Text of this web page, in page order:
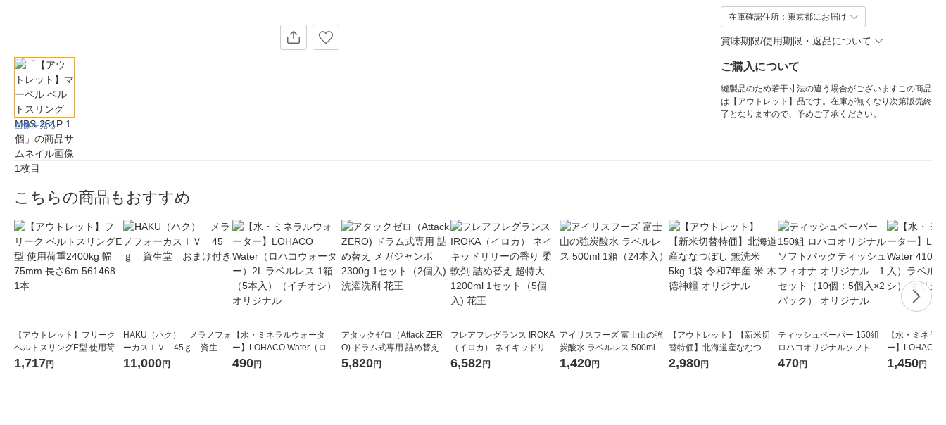
画像を見る
在庫確認住所：東京都にお届け
賞味期限/使用期限・返品について
ご購入について
縫製品のため若干寸法の違う場合がございますこの商品
は【アウトレット】品です。在庫が無くなり次第販売終
了となりますので、予めご了承ください。
こちらの商品もおすすめ
【アウトレット】フリーク
ベルトスリングE型 使用荷重
2400kg 幅75mm 長さ6m 56
1,717円
HAKU（ハク） メラノフォ
ーカスＩＶ 45ｇ 資生
堂 おまけ付き
11,000円
【水・ミネラルウォータ
ー】LOHACO Water（ロハ
コウォーター）2L ラベルレ
490円
アタックゼロ（Attack ZER
O) ドラム式専用 詰め替え メ
ガジャンボ 2300g 1セット
5,820円
フレアフレグランス IROKA
（イロカ） ネイキッドリリ
ーの香り 柔軟剤 詰め替え 超
6,582円
アイリスフーズ 富士山の強
炭酸水 ラベルレス 500ml 1
箱（24本入）
1,420円
【アウトレット】【新米切
替特価】北海道産ななつぼ
し 無洗米 5kg 1袋 令和7年産
2,980円
ティッシュペーパー 150組
ロハコオリジナルソフトパ
ックティッシュ フィオナ オ
470円
【水・ミネラ
ー】LOHACO
1箱（20本入
1,450円